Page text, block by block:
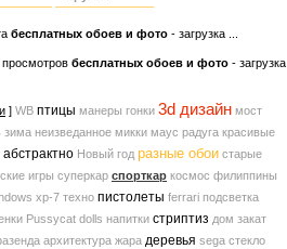
беcплатных обоев и фото - загрузка ...
просмотров бесплатных обоев и фото - загрузка
] WB птицы манеры гонки 3d дизайн мост
зима неизведанное микки маус радуга красивые
абстрактно Новый год разные обои старые
игры суперкар спорткар космос филиппины
xp-7 техно пистолеты ferrari подсветка
Pussycat dolls напитки стриптиз дом закат
архитектура жара деревья sega стекло